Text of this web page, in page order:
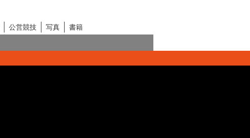
公営競技 写真
書籍